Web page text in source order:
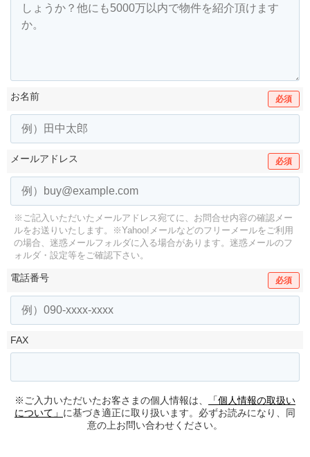
お名前 必須
メールアドレス 必須
※ご記入いただいたメールアドレス宛てに、お問合せ内容の確認メー
ルをお送りいたします。
※Yahoo!メールなどのフリーメールをご利用
の場合、迷惑メールフォルダに入る場合があります。 迷惑メールのフ
ォルダ・設定等をご確認下さい。
電話番号 必須
FAX
※ご入力いただいたお客さまの個人情報は、
「個人情報の取扱い
について」 に基づき適正に取り扱います。必ずお読みになり、同
意の上お問い合わせください。